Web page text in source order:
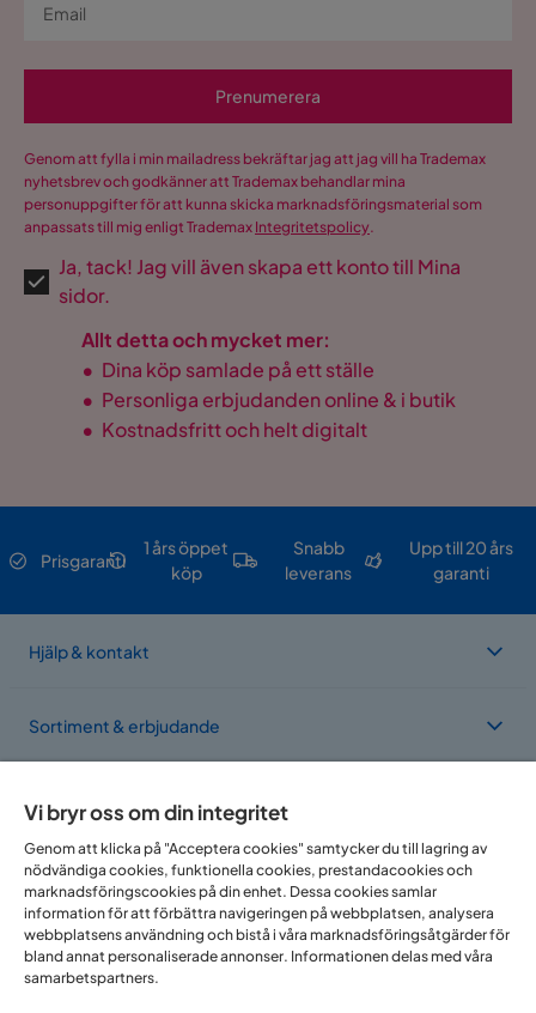
Prenumerera
Genom att fylla i min mailadress bekräftar jag att jag vill ha Trademax
nyhetsbrev och godkänner att Trademax behandlar mina
personuppgifter för att kunna skicka marknadsföringsmaterial som
anpassats till mig enligt Trademax Integritetspolicy.
Ja, tack! Jag vill även skapa ett konto till Mina
sidor.
Allt detta och mycket mer:
• Dina köp samlade på ett ställe
• Personliga erbjudanden online & i butik
• Kostnadsfritt och helt digitalt
Prisgaranti
1 års öppet
köp
Snabb
leverans
Upp till 20 års
garanti
Hjälp & kontakt
Sortiment & erbjudande
Om Trademax
Vi finns i flera länder
Vi bryr oss om din integritet
Genom att klicka på "Acceptera cookies" samtycker du till lagring av
nödvändiga cookies, funktionella cookies, prestandacookies och
marknadsföringscookies på din enhet. Dessa cookies samlar
information för att förbättra navigeringen på webbplatsen, analysera
webbplatsens användning och bistå i våra marknadsföringsåtgärder för
bland annat personaliserade annonser. Informationen delas med våra
samarbetspartners.